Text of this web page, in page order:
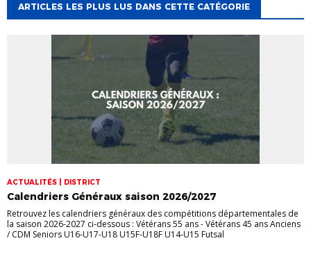
ARTICLES LES PLUS LUS DANS CETTE CATÉGORIE
ACTUALITÉS | DISTRICT
Calendriers Généraux saison 2026/2027
Retrouvez les calendriers généraux des compétitions départementales de
la saison 2026-2027 ci-dessous : Vétérans 55 ans - Vétérans 45 ans Anciens
/ CDM Seniors U16-U17-U18 U15F-U18F U14-U15 Futsal